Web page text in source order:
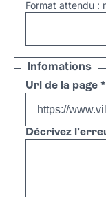
Format attendu :
Infomations
Url de la page *
Décrivez